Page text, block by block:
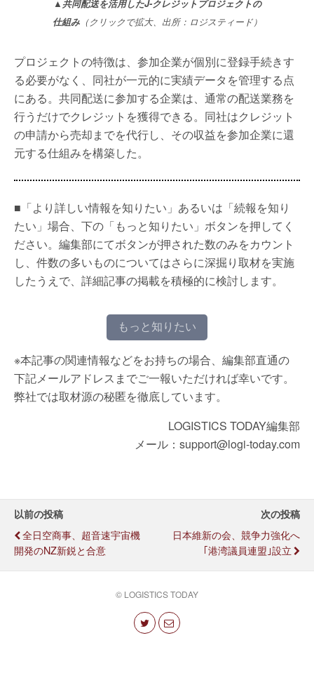
▲共同配送を活用したJ-クレジットプロジェクトの
仕組み（クリックで拡大、出所：ロジスティード）
プロジェクトの特徴は、参加企業が個別に登録手続きす
る必要がなく、同社が一元的に実績データを管理する点
にある。共同配送に参加する企業は、通常の配送業務を
行うだけでクレジットを獲得できる。同社はクレジット
の申請から売却までを代行し、その収益を参加企業に還
元する仕組みを構築した。
■「より詳しい情報を知りたい」あるいは「続報を知り
たい」場合、下の「もっと知りたい」ボタンを押してく
ださい。編集部にてボタンが押された数のみをカウント
し、件数の多いものについてはさらに深掘り取材を実施
したうえで、詳細記事の掲載を積極的に検討します。
もっと知りたい
※本記事の関連情報などをお持ちの場合、編集部直通の
下記メールアドレスまでご一報いただければ幸いです。
弊社では取材源の秘匿を徹底しています。
LOGISTICS TODAY編集部
メール：support@logi-today.com
以前の投稿
全日空商事、超音速宇宙機
開発のNZ新鋭と合意
次の投稿
日本維新の会、競争力強化へ
｢港湾議員連盟｣設立
© LOGISTICS TODAY